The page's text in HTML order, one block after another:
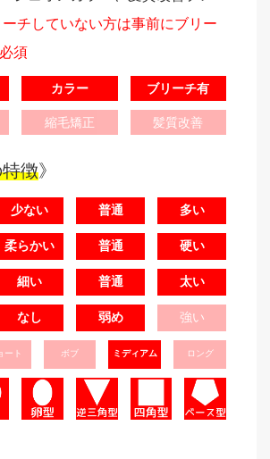
チしていない方は事前にブリー
須
カラー ブリーチ有
縮毛矯正 髪質改善
徴》
少ない 普通 多い
柔らかい 普通 硬い
細い 普通 太い
なし 弱め 強い
ート ボブ ミディアム ロング